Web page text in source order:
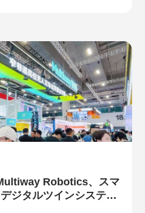
Robotics、スマ
ジタルツインシステム